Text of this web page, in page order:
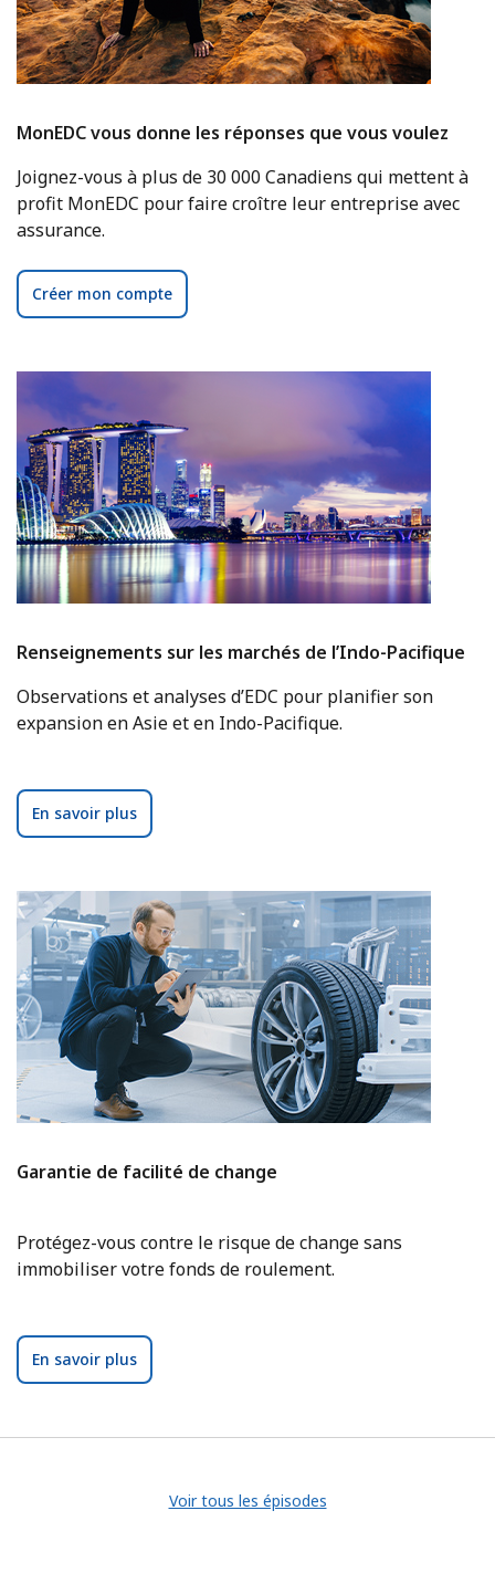
MonEDC vous donne les réponses que vous voulez
Joignez-vous à plus de 30 000 Canadiens qui mettent à
profit MonEDC pour faire croître leur entreprise avec
assurance.
Créer mon compte
Renseignements sur les marchés de l’Indo-Pacifique
Observations et analyses d’EDC pour planifier son
expansion en Asie et en Indo-Pacifique.
En savoir plus
Garantie de facilité de change
Protégez-vous contre le risque de change sans
immobiliser votre fonds de roulement.
En savoir plus
Voir tous les épisodes